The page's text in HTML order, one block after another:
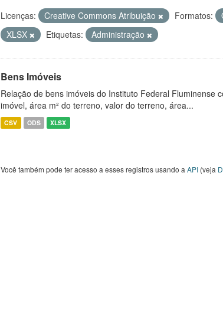
Licenças: Creative Commons Atribuição Formatos:
XLSX
Etiquetas: Administração
Bens Imóveis
Relação de bens imóveis do Instituto Federal Fluminense
imóvel, área m² do terreno, valor do terreno, área...
CSV ODS XLSX
Você também pode ter acesso a esses registros usando a API (veja